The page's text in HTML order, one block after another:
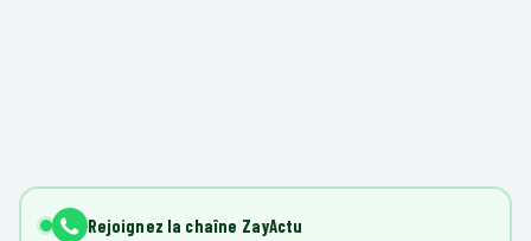
Rejoignez la chaîne ZayActu